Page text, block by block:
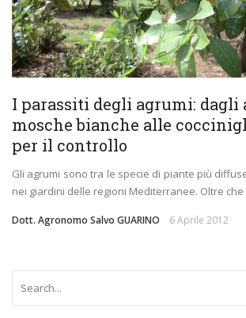
I parassiti degli agrumi: dagli
mosche bianche alle
per il controllo
Gli agrumi sono tra le specie di piante più
nei giardini delle regioni Mediterranee. Oltre che
Dott. Agronomo Salvo GUARINO 6 Aprile 2012